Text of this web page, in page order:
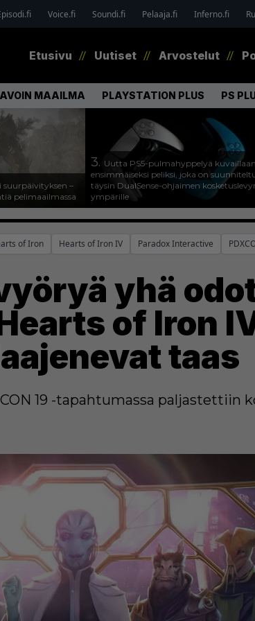
Voice.fi Soundi.fi Pelaaja.fi Inferno.fi
Etusivu Uutiset Arvostelut
AVOIN MAAILMA PLAYSTATION PLUS PS
suurpäivityksen –
pelimaailmassa
3. Uutta PS5-pulmahyppelyä kuvaillaan
ensimmäiseksi peliksi, joka on
täysin DualSense-ohjaimen
ympärille
of Iron Hearts of Iron IV Paradox Interactive
yhä
of Iron
taas
19 -tapahtumassa paljastettiin